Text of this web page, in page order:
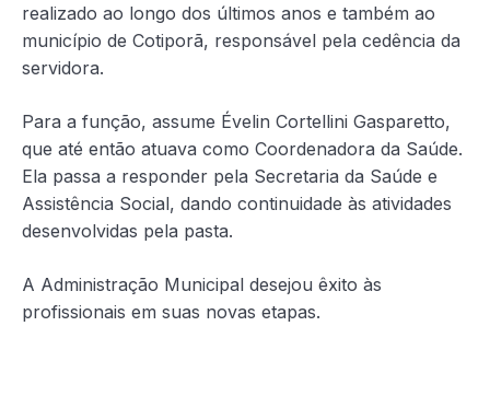
realizado ao longo dos últimos anos e também ao
município de Cotiporã, responsável pela cedência da
servidora.
Para a função, assume Évelin Cortellini Gasparetto,
que até então atuava como Coordenadora da Saúde.
Ela passa a responder pela Secretaria da Saúde e
Assistência Social, dando continuidade às atividades
desenvolvidas pela pasta.
A Administração Municipal desejou êxito às
profissionais em suas novas etapas.